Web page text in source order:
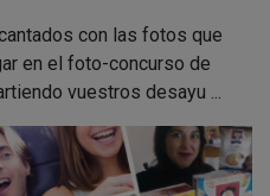
con las fotos que
en el foto-concurso de
vuestros desayu ...